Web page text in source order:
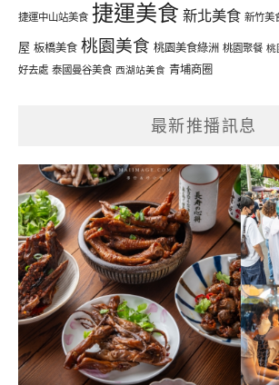
捷運中山站美食 捷運美食 新北美食 新竹美
屋 板橋美食 桃園美食 桃園美食綠洲 桃園聚餐 桃
好去處 泰國曼谷美食 西湖站美食 青埔商圈
最新推播訊息